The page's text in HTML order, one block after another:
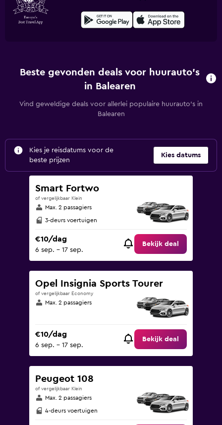
Beste gevonden deals voor huurauto's
in Balearen
Vind geweldige deals voor allerlei populaire huurauto's in
Balearen
Kies je reisdatums voor de
beste prijzen
Kies datums
Smart Fortwo
of vergelijkbaar Klein
Max. 2 passagiers
3-deurs voertuigen
€10/dag
6 sep. - 17 sep.
Bekijk deal
Opel Insignia Sports Tourer
of vergelijkbaar Economy
Max. 2 passagiers
€10/dag
6 sep. - 17 sep.
Bekijk deal
Peugeot 108
of vergelijkbaar Klein
Max. 2 passagiers
4-deurs voertuigen